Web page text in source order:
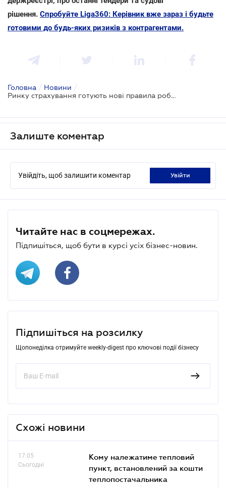
рішення. Спробуйте Liga360: Керівник вже зараз і будьте
готовими до будь-яких ризиків з контрагентами.
Головна / Новини /
Ринку страхування готують нові правила роботи
Залиште коментар
Увійдіть, щоб залишити коментар увійти
Читайте нас в соцмережах.
Підпишіться, щоб бути в курсі усіх бізнес-новин.
Підпишіться на розсилку
Щопонеділка отримуйте weekly-digest про ключові події бізнесу
Схожі новини
17.05
Сьогодні
Кому належатиме тепловий
пункт, встановлений за кошти
теплопостачальника